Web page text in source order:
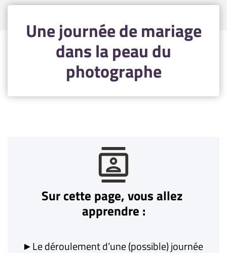
Une journée de mariage
dans la peau du
photographe
contacts
Sur cette page, vous allez
apprendre :
►Le déroulement d’une (possible) journée